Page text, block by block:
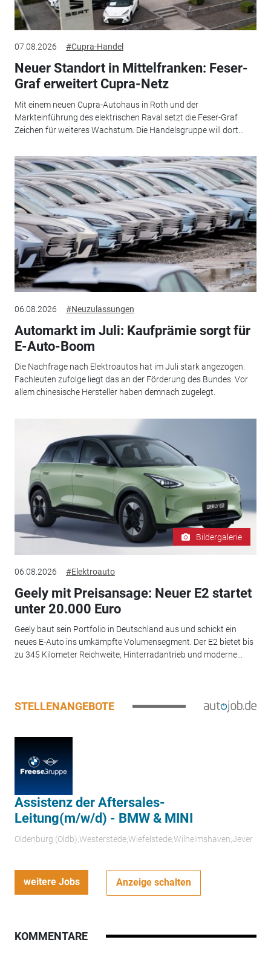
07.08.2026 #Cupra-Handel
Neuer Standort in Mittelfranken: Feser-
Graf erweitert Cupra-Netz
Mit einem neuen Cupra-Autohaus in Roth und der
Markteinführung des elektrischen Raval setzt die Feser-Graf
Zeichen für weiteres Wachstum. Die Handelsgruppe will dort...
06.08.2026 #Neuzulassungen
Automarkt im Juli: Kaufprämie sorgt für
E-Auto-Boom
Die Nachfrage nach Elektroautos hat im Juli stark angezogen.
Fachleuten zufolge liegt das an der Förderung des Bundes. Vor
allem chinesische Hersteller haben demnach zugelegt.
Bildergalerie
06.08.2026 #Elektroauto
Geely mit Preisansage: Neuer E2 startet
unter 20.000 Euro
Geely baut sein Portfolio in Deutschland aus und schickt ein
neues E-Auto ins umkämpfte Volumensegment. Der E2 bietet bis
zu 345 Kilometer Reichweite, Hinterradantrieb und moderne...
STELLENANGEBOTE
Assistenz der Aftersales-
Leitung(m/w/d) - BMW & MINI
Oldenburg (Oldb);Westerstede;Wiefelstede;Wilhelmshaven;Jever
weitere Jobs Anzeige schalten
KOMMENTARE